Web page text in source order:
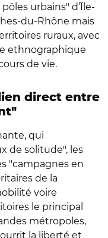
urbains" d’Île-
du-Rhône mais
ruraux, avec
ethnographique
de vie.
direct entre
qui
de solitude", les
"campagnes en
de la
voire
le principal
métropoles,
la liberté et